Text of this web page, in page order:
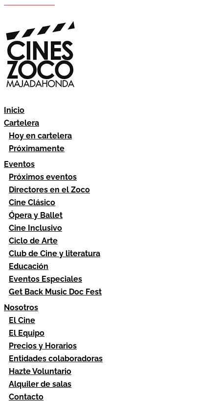
Inicio
Cartelera
Hoy en cartelera
Próximamente
Eventos
Próximos eventos
Directores en el Zoco
Cine Clásico
Ópera y Ballet
Cine Inclusivo
Ciclo de Arte
Club de Cine y literatura
Educación
Eventos Especiales
Get Back Music Doc Fest
Nosotros
El Cine
El Equipo
Precios y Horarios
Entidades colaboradoras
Hazte Voluntario
Alquiler de salas
Contacto